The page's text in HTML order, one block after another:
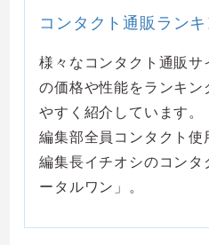
コンタクト通販ラン
様々なコンタクト通販
の価格や性能をランキン
やすく紹介しています。
編集部全員コンタクト使
編集長イチオシのコンタ
ータルワン」。